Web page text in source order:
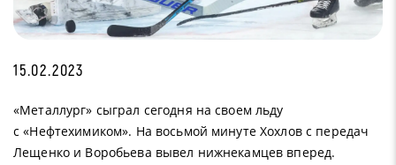
15.02.2023
«Металлург» сыграл сегодня на своем льду
с «Нефтехимиком». На восьмой минуте Хохлов с передач
Лещенко и Воробьева вывел нижнекамцев вперед.